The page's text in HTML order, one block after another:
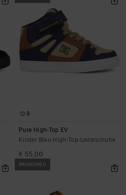
8
Pure High-Top EV
Kinder Blau High-Top-Lederschuhe
€ 55,00
BRANDNEU